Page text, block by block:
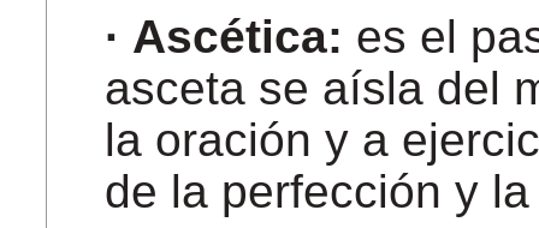
· Ascética: es el
asceta se aísla del
la oración y a
de la perfección y